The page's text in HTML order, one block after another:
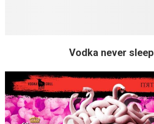
Vodka never sleep